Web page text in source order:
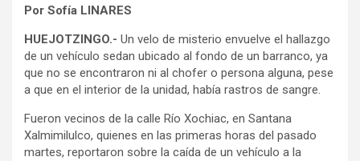
Por Sofía LINARES
HUEJOTZINGO.- Un velo de misterio envuelve el hallazgo
de un vehículo sedan ubicado al fondo de un barranco, ya
que no se encontraron ni al chofer o persona alguna, pese
a que en el interior de la unidad, había rastros de sangre.
Fueron vecinos de la calle Río Xochiac, en Santana
Xalmimilulco, quienes en las primeras horas del pasado
martes, reportaron sobre la caída de un vehículo a la